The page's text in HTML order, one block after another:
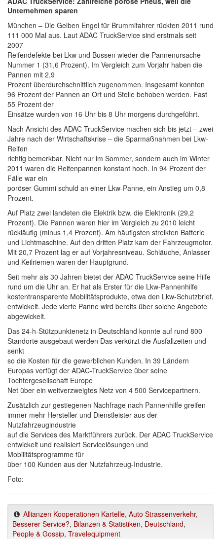
Unternehmen sparen
München – Die Gelben Engel für Brummifahrer rückten 2011 rund
111 000 Mal aus. Laut ADAC TruckService sind erstmals seit
2007
Reifendefekte bei Lkw und Bussen wieder die Pannenursache
Nummer 1 (31,6 Prozent). Im Vergleich zum Vorjahr haben die
Pannen mit 2,9
Prozent überdurchschnittlich zugenommen. Insgesamt konnten
96 Prozent der Pannen an Ort und Stelle behoben werden. Fast
55 Prozent der
Einsätze wurden von 16 Uhr bis 8 Uhr morgens durchgeführt.
Nach Ansicht des ADAC TruckService machen sich bis jetzt – zwei
Jahre nach der Wirtschaftskrise – die Sparmaßnahmen bei Lkw-
Reifen
richtig bemerkbar. Nicht nur im Sommer, sondern auch im Winter
2011 waren die Reifenpannen konstant hoch. In 94 Prozent der
Fälle war ein
poröser Gummi schuld an einer Lkw-Panne, ein Anstieg um 0,8
Prozent.
Auf Platz zwei landeten die Elektrik bzw. die Elektronik (29,2
Prozent). Die Pannen waren hier im Vergleich zu 2010 leicht
rückläufig (minus 1,4 Prozent). Am häufigsten streikten Batterie
und Lichtmaschine. Auf den dritten Platz kam der Fahrzeugmotor.
Mit 20,7 Prozent lag er auf Vorjahresniveau. Schläuche, Anlasser
und Keilriemen waren der Hauptgrund.
Seit mehr als 30 Jahren bietet der ADAC TruckService seine Hilfe
rund um die Uhr an. Er hat als Erster für die Lkw-Pannenhilfe
kostentransparente Mobilitätsprodukte, etwa den Lkw-Schutzbrief,
entwickelt. Jede vierte Panne wird bereits über solche Angebote
abgewickelt.
Das 24-h-Stützpunktenetz in Deutschland konnte auf rund 800
Standorte ausgebaut werden Das verkürzt die Ausfallzeiten und
senkt
so die Kosten für die gewerblichen Kunden. In 39 Ländern
Europas verfügt der ADAC-TruckService über seine
Tochtergesellschaft Europe
Net über ein weitverzweigtes Netz von 4 500 Servicepartnern.
Zusätzlich zur gestiegenen Nachfrage nach Pannenhilfe greifen
immer mehr Hersteller und Dienstleister aus der
Nutzfahrzeugindustrie
auf die Services des Marktführers zurück. Der ADAC TruckService
entwickelt und realisiert Servicelösungen und
Mobilitätsprogramme für
über 100 Kunden aus der Nutzfahrzeug-Industrie.
Foto:
Allianzen Kooperationen Kartelle, Auto Strassenverkehr,
Besserer Service?, Bilanzen & Statistiken, Deutschland,
People & Gossip, Travelequipment